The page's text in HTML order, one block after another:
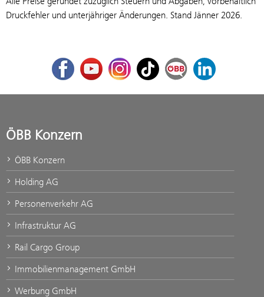
Druckfehler und unterjähriger Änderungen. Stand Jänner 2026.
FacebookYoutubeInstagram
TikTok ÖBB Corporate Blog
LinkedIn
ÖBB Konzern
ÖBB Konzern
Holding AG
Personenverkehr AG
Infrastruktur AG
Rail Cargo Group
Immobilienmanagement GmbH
Werbung GmbH